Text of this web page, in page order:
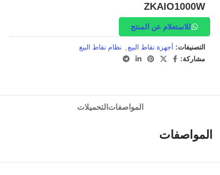
ZKAIO1000W
للاستعلام عن المنتج
التصنيفات: أجهزة نقاط البيع
نظام نقاط البيع
مشاركة:
المواصفات التحميلات
المواصفات